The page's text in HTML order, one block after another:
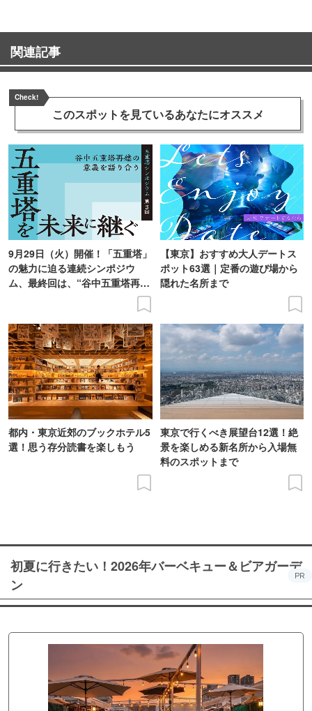
関連記事
Check!
このスポットを見ているあなたにオススメ
9月29日（火）開催！「五重塔」
の魅力に迫る連続シンポジウ
ム、最終回は、“谷中五重塔再建
【東京】おすすめ大人デートス
ポット63選｜定番の遊び場から
隠れた名所まで
都内・東京近郊のブックホテル5
選！思う存分読書を楽しもう
東京で行くべき展望台12選！絶
景を楽しめる新名所から入場無
料のスポットまで
初夏に行きたい！2026年バーベキュー＆ビアガーデ
ン
PR